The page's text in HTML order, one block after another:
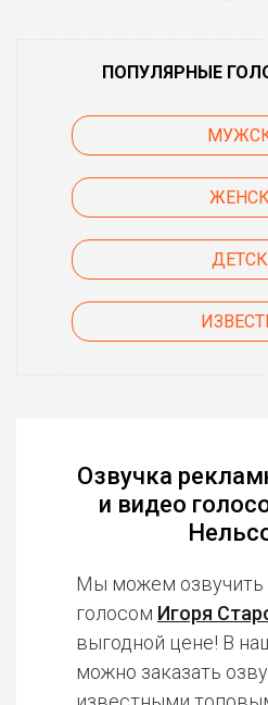
ПОПУЛЯРНЫЕ
Озвучка
и видео
Мы можем озвучить
голосом Игоря
выгодной цене! В
можно заказать